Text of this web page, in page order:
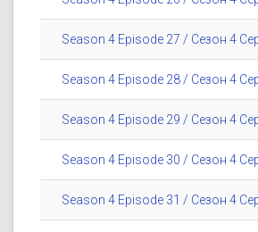
Season 4 Episode 27 / Сезон 4
Season 4 Episode 28 / Сезон 4
Season 4 Episode 29 / Сезон 4
Season 4 Episode 30 / Сезон 4
Season 4 Episode 31 / Сезон 4